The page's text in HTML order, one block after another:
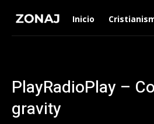
Inicio
PlayRadioPlay –
gravity